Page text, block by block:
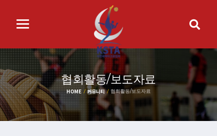
협회활동/보도자료
HOME 커뮤니티 협회활동/보도자료